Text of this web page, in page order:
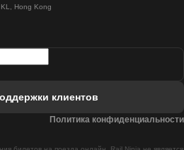
- Мадрид
Hong Kong
клиентов
Политика конфиденциальности